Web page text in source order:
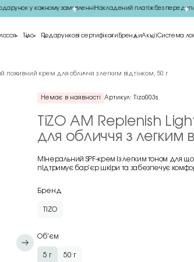
у кожному замовленніНакладений платіж без
Тіло Подарункові сертифікати БрендиАкціїСистема
поживний крем для обличчя з легким відтінком, 50 г
Немає в наявності Артикул: Tizo003s
TiZO AM Replenish
для обличчя з легким
Мінеральний SPF-крем із легким тоном для
підтримує барʼєр шкіри та забезпечує
Бренд
TiZO
Об'єм
5 г 50 г